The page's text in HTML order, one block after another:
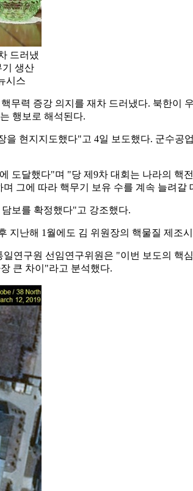
드러냈
기 생산
시스
무력 증강 의지를 재차 드러냈다. 북한이
행보로 해석된다.
현지지도했다"고 4일 보도했다. 군수공
도달했다"며 "당 제9차 대회는 나라의 핵
그에 따라 핵무기 보유 수를 계속 늘려
보를 확정했다"고 강조했다.
지난해 1월에도 김 위원장의 핵물질 제조
연구원 선임연구위원은 "이번 보도의 핵
큰 차이"라고 분석했다.